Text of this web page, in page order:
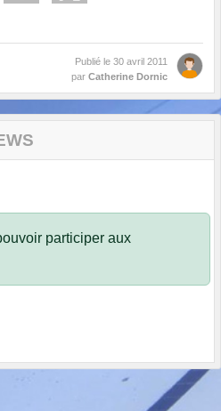
Publié le 30 avril 2011
par Catherine Dornic
participer aux